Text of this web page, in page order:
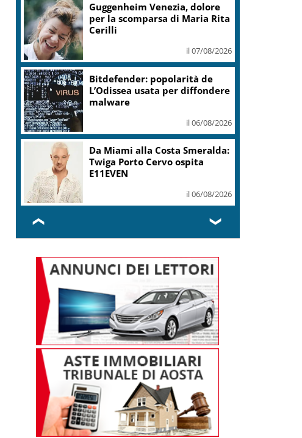
Guggenheim Venezia, dolore
per la scomparsa di Maria Rita
Cerilli
il 07/08/2026
Bitdefender: popolarità de
L’Odissea usata per diffondere
malware
il 06/08/2026
Da Miami alla Costa Smeralda:
Twiga Porto Cervo ospita
E11EVEN
il 06/08/2026
❮ ❯